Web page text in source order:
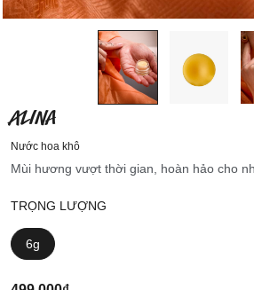
ALINA
Nước hoa khô
Mùi hương vượt thời gian, hoàn hảo cho
TRỌNG LƯỢNG
6g